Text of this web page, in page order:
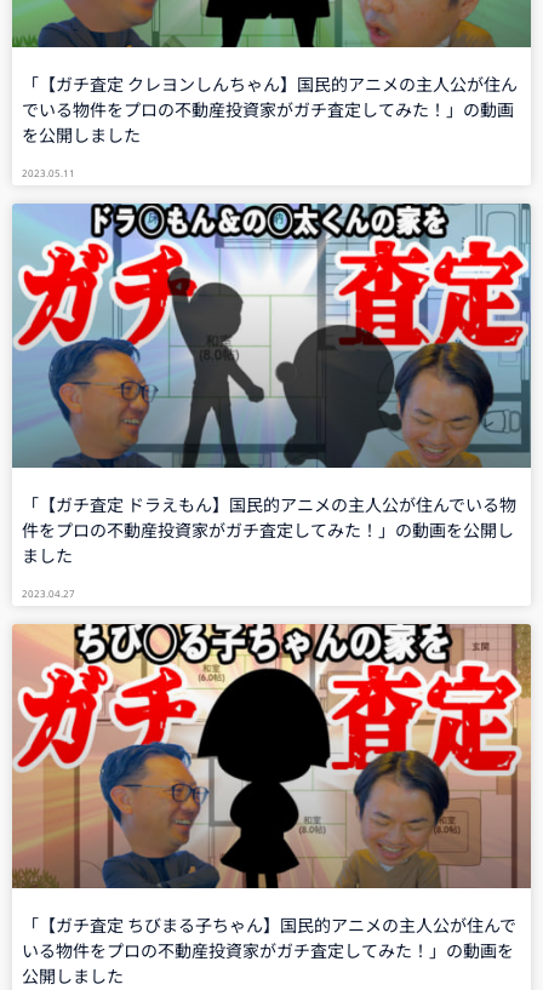
「【ガチ査定 クレヨンしんちゃん】国民的アニメの主人公が住ん
でいる物件をプロの不動産投資家がガチ査定してみた！」の動画
を公開しました
2023.05.11
「【ガチ査定 ドラえもん】国民的アニメの主人公が住んでいる物
件をプロの不動産投資家がガチ査定してみた！」の動画を公開し
ました
2023.04.27
「【ガチ査定 ちびまる子ちゃん】国民的アニメの主人公が住んで
いる物件をプロの不動産投資家がガチ査定してみた！」の動画を
公開しました